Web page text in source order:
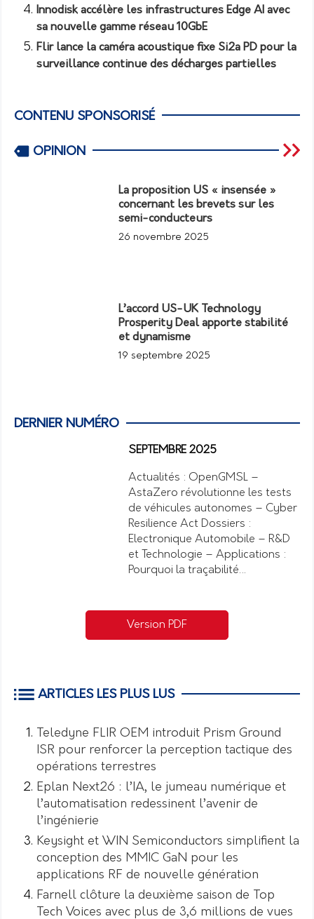
Innodisk accélère les infrastructures Edge AI avec
sa nouvelle gamme réseau 10GbE
Flir lance la caméra acoustique fixe Si2a PD pour la
surveillance continue des décharges partielles
CONTENU SPONSORISÉ
OPINION
La proposition US « insensée »
concernant les brevets sur les
semi-conducteurs
26 novembre 2025
L’accord US-UK Technology
Prosperity Deal apporte stabilité
et dynamisme
19 septembre 2025
DERNIER NUMÉRO
SEPTEMBRE 2025
Actualités : OpenGMSL –
AstaZero révolutionne les tests
de véhicules autonomes – Cyber
Resilience Act Dossiers :
Electronique Automobile – R&D
et Technologie – Applications :
Pourquoi la traçabilité…
Version PDF
ARTICLES LES PLUS LUS
Teledyne FLIR OEM introduit Prism Ground
ISR pour renforcer la perception tactique des
opérations terrestres
Eplan Next26 : l’IA, le jumeau numérique et
l’automatisation redessinent l’avenir de
l’ingénierie
Keysight et WIN Semiconductors simplifient la
conception des MMIC GaN pour les
applications RF de nouvelle génération
Farnell clôture la deuxième saison de Top
Tech Voices avec plus de 3,6 millions de vues